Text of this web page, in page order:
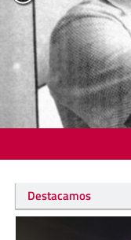
Destacamos